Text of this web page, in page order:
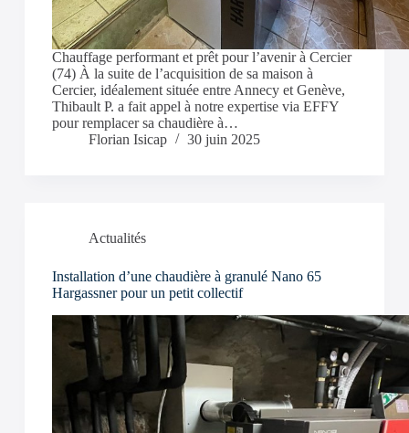
Chauffage performant et prêt pour l’avenir à Cercier
(74) À la suite de l’acquisition de sa maison à
Cercier, idéalement située entre Annecy et Genève,
Thibault P. a fait appel à notre expertise via EFFY
pour remplacer sa chaudière à…
Florian Isicap
30 juin 2025
Actualités
Installation d’une chaudière à granulé Nano 65
Hargassner pour un petit collectif